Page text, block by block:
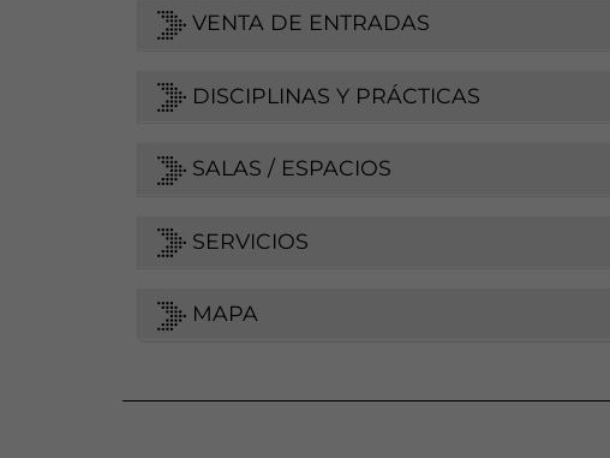
VENTA DE ENTRADAS
DISCIPLINAS Y PRÁCTICAS
SALAS / ESPACIOS
SERVICIOS
MAPA